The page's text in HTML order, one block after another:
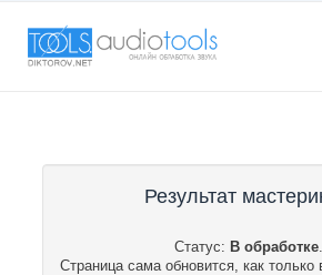
Результат
Статус: В обработке.
Страница сама обновится, как только